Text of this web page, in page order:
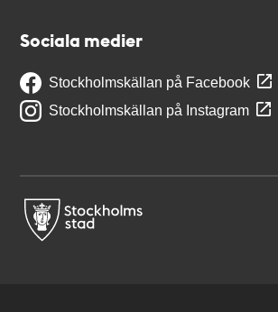
Sociala medier
Stockholmskällan på Facebook
Stockholmskällan på Instagram